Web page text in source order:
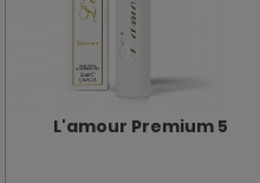
L'amour Premium 5